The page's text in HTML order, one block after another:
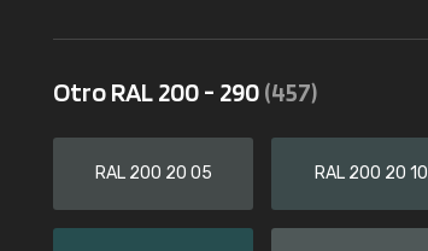
Otro RAL 200 - 290(457)
RAL 200 20 05 RAL 200 20 10